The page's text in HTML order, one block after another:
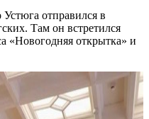
отправился в
Там он встретился
«Новогодняя открытка» и